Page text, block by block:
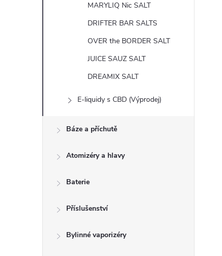
MARYLIQ Nic SALT
DRIFTER BAR SALTS
OVER the BORDER SALT
JUICE SAUZ SALT
DREAMIX SALT
E-liquidy s CBD (Výprodej)
Báze a příchutě
Atomizéry a hlavy
Baterie
Příslušenství
Bylinné vaporizéry